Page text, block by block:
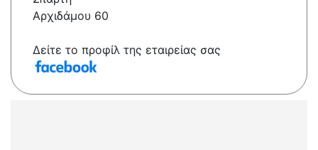
Αρχιδάμου 60
Δείτε το προφίλ της εταιρείας σας